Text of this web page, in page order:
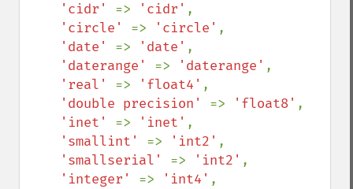
'cidr' => 'cidr' ,
'circle' => 'circle' ,
'date' => 'date' ,
'daterange' => 'daterange' ,
'real' => 'float4' ,
'double precision' => 'float8' ,
'inet' => 'inet' ,
'smallint' => 'int2' ,
'smallserial' => 'int2' ,
'integer' => 'int4' ,